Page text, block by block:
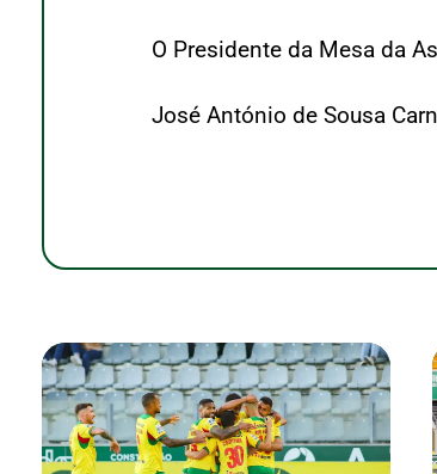
O Presidente da Mesa da
José António de Sousa